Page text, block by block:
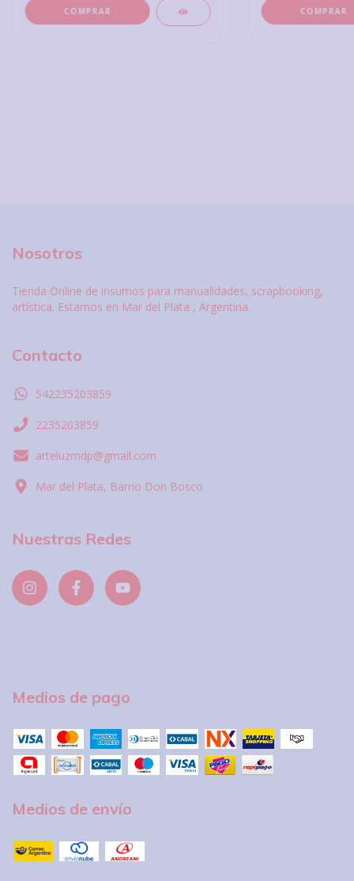
Nosotros
Tienda Online de insumos para manualidades, scrapbooking,
artística. Estamos en Mar del Plata , Argentina.
Contacto
542235203859
2235203859
arteluzmdp@gmail.com
Mar del Plata, Barrio Don Bosco
Nuestras Redes
Medios de pago
Medios de envío